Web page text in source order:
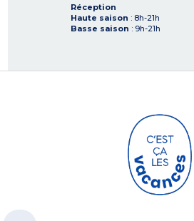
Réception
Haute saison : 8h-21h
Basse saison : 9h-21h